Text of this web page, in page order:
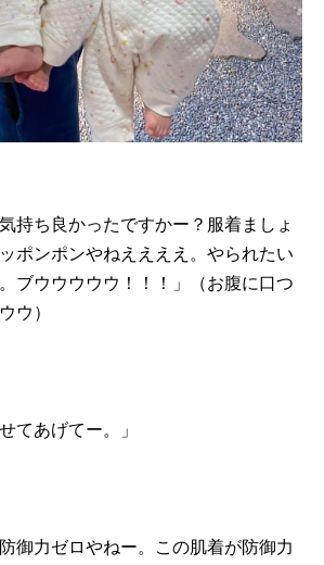
持ち良かったですかー？服着ましょ
ポンポンやねええええ。やられたい
ブウウウウウ！！！」（お腹に口つ
ウ）
てあげてー。」
御力ゼロやねー。この肌着が防御力